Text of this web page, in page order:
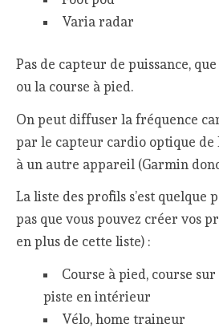
Varia radar
Pas de capteur de puissance,
ou la course à pied.
On peut diffuser la fréquence
par le capteur cardio optique de
à un autre appareil (Garmin
La liste des profils s’est quelque
pas que vous pouvez créer vos
en plus de cette liste) :
Course à pied, course
piste en intérieur
Vélo, home traineur